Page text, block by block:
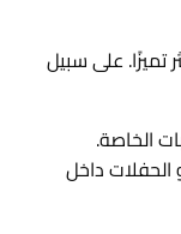
على سبيل
الخاصة.
داخل